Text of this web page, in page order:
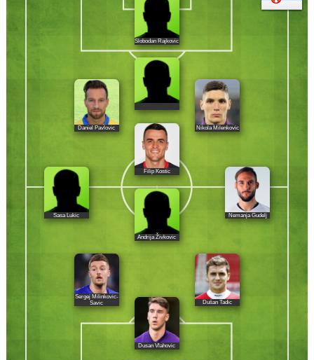
Slobodan Rajkovic
Daniel Pavlovic Nikola Milenkovic
Filip Kostic
Sasa Lukic Nemanja Gudelj
Andrija Živkovic
Sergej Milinkovic-
Savic
Dušan Tadic
Dusan Vlahovic